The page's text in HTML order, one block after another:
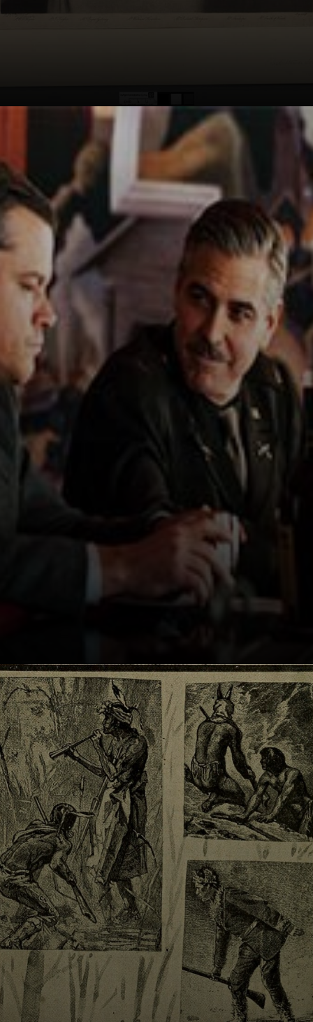
La loro missione
era salvare il
patrimonio
culturale del
mondo, un
patrimonio di
tutti.
Il film 'Cacciatori
di Tesori d'Arte'
racconta la storia
di questo
battaglione di
soldati, diretto da
George Clooney.